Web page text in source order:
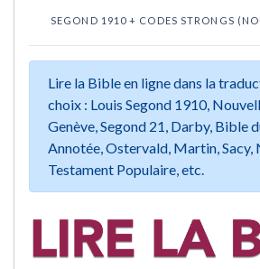
SEGOND 1910 + CODES STRONGS
Lire la Bible en ligne dans la
choix : Louis Segond 1910,
Genève, Segond 21, Darby, Bible
Annotée, Ostervald, Martin, Sacy,
Testament Populaire, etc.